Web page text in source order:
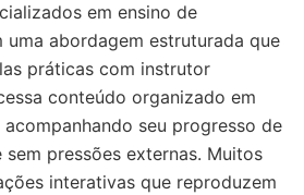
em ensino de
abordagem estruturada que
práticas com instrutor
conteúdo organizado em
seu progresso de
pressões externas. Muitos
interativas que reproduzem